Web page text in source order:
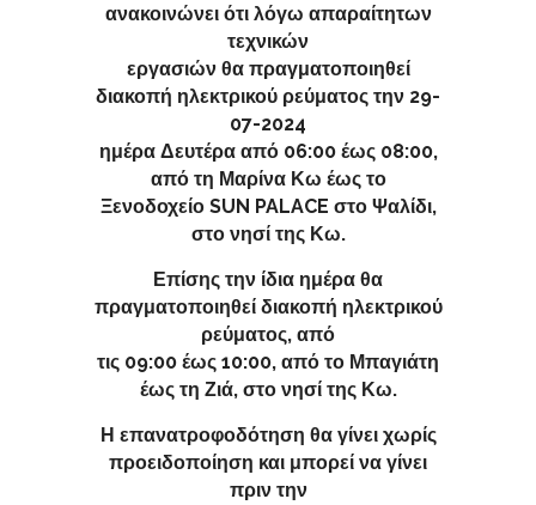
ανακοινώνει ότι λόγω απαραίτητων
τεχνικών
εργασιών θα πραγματοποιηθεί
διακοπή ηλεκτρικού ρεύματος την 29-
07-2024
ημέρα Δευτέρα από 06:00 έως 08:00,
από τη Μαρίνα Κω έως το
Ξενοδοχείο SUN PALACE στο Ψαλίδι,
στο νησί της Κω.
Επίσης την ίδια ημέρα θα
πραγματοποιηθεί διακοπή ηλεκτρικού
ρεύματος, από
τις 09:00 έως 10:00, από το Μπαγιάτη
έως τη Ζιά, στο νησί της Κω.
Η επανατροφοδότηση θα γίνει χωρίς
προειδοποίηση και μπορεί να γίνει
πριν την